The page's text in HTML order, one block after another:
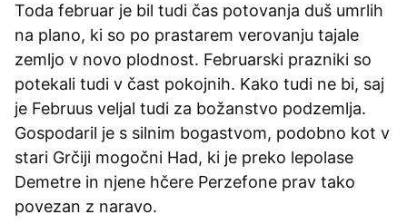
Toda februar je bil tudi čas potovanja duš umrlih
na plano, ki so po prastarem verovanju tajale
zemljo v novo plodnost. Februarski prazniki so
potekali tudi v čast pokojnih. Kako tudi ne bi, saj
je Februus veljal tudi za božanstvo podzemlja.
Gospodaril je s silnim bogastvom, podobno kot v
stari Grčiji mogočni Had, ki je preko lepolase
Demetre in njene hčere Perzefone prav tako
povezan z naravo.